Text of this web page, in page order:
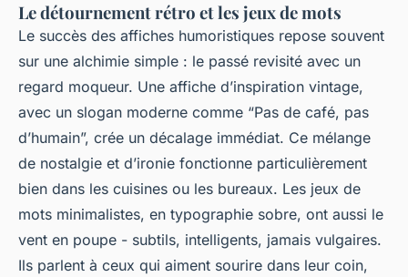
Le détournement rétro et les jeux de mots
Le succès des affiches humoristiques repose souvent
sur une alchimie simple : le passé revisité avec un
regard moqueur. Une affiche d’inspiration vintage,
avec un slogan moderne comme “Pas de café, pas
d’humain”, crée un décalage immédiat. Ce mélange
de nostalgie et d’ironie fonctionne particulièrement
bien dans les cuisines ou les bureaux. Les jeux de
mots minimalistes, en typographie sobre, ont aussi le
vent en poupe - subtils, intelligents, jamais vulgaires.
Ils parlent à ceux qui aiment sourire dans leur coin,